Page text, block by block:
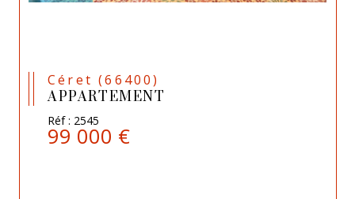
Céret (66400)
APPARTEMENT
Réf : 2545
99 000 €